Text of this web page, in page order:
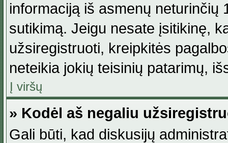
informaciją iš asmenų neturinčių
sutikimą. Jeigu nesate įsitikinę,
užsiregistruoti, kreipkitės
neteikia jokių teisinių patarimų,
Į viršų
» Kodėl aš negaliu
Gali būti, kad diskusijų